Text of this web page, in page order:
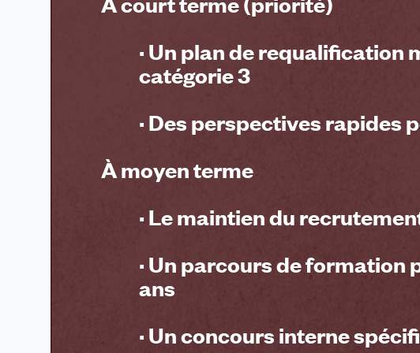
· Unplan de requalification
catégorie 3
· Des perspectives rapides
À moyen terme
· Le maintien du
· Unparcours de formation
ans
· Unconcours interne